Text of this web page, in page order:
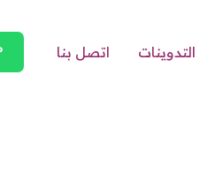
التدوينات اتصل بنا